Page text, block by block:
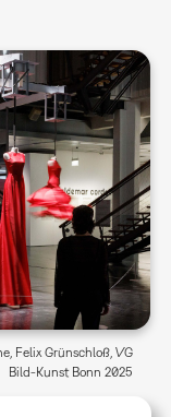
Felix Grünschloß, VG
Bild-Kunst Bonn 2025